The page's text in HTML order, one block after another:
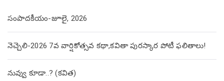
సంపాదకీయం-జూలై, 2026
నెచ్చెలి-2026 7వ వార్షికోత్సవ కథా,కవితా పురస్కార పోటీ ఫలితాలు!
నువ్వు కూడా..? (కవిత)